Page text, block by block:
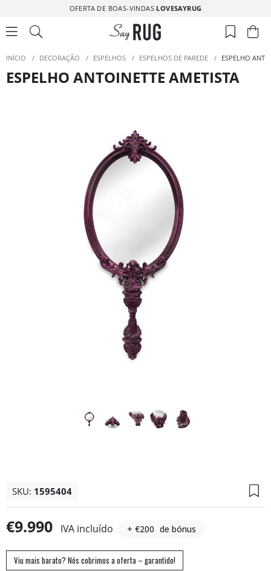
OFERTA DE BOAS-VINDAS LOVESAYRUG
INÍCIO / DECORAÇÃO / ESPELHOS / ESPELHOS DE PAREDE / ESPELHO
ESPELHO ANTOINETTE AMETISTA
SKU: 1595404
€9.990 IVA incluído + €200 de bónus
Viu mais barato? Nós cobrimos a oferta – garantido!